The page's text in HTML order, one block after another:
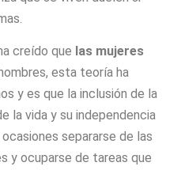
creído que las mujeres
esta teoría ha
y es que la inclusión de la
la vida y su independencia
separarse de las
y ocuparse de tareas que